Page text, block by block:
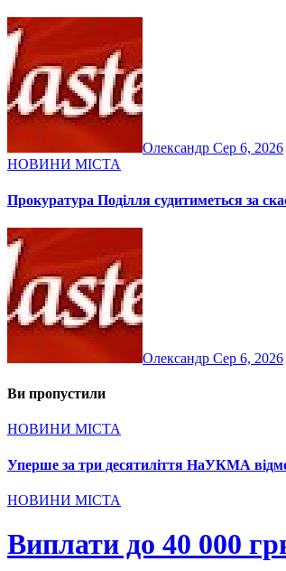
Олександр Сер 6, 2026
НОВИНИ МІСТА
Прокуратура Поділля судитиметься за
Олександр Сер 6, 2026
Ви пропустили
НОВИНИ МІСТА
Уперше за три десятиліття НаУКМА
НОВИНИ МІСТА
Виплати до 40 000